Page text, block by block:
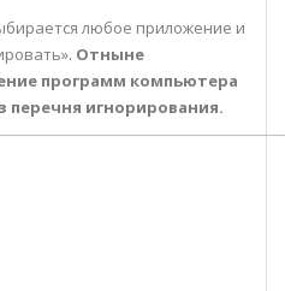
любое приложение и
Отныне
программ компьютера
перечня игнорирования.